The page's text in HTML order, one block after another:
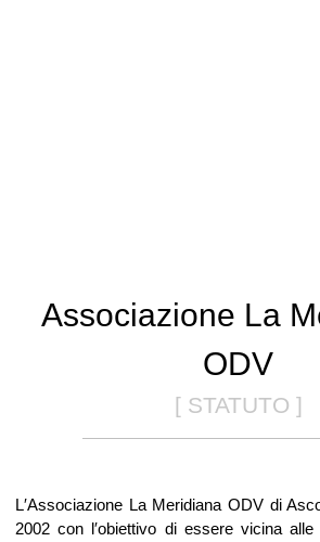
Associazione La
ODV
[ STATUTO ]
L′Associazione La Meridiana ODV di
2002 con l′obiettivo di essere vicina alle